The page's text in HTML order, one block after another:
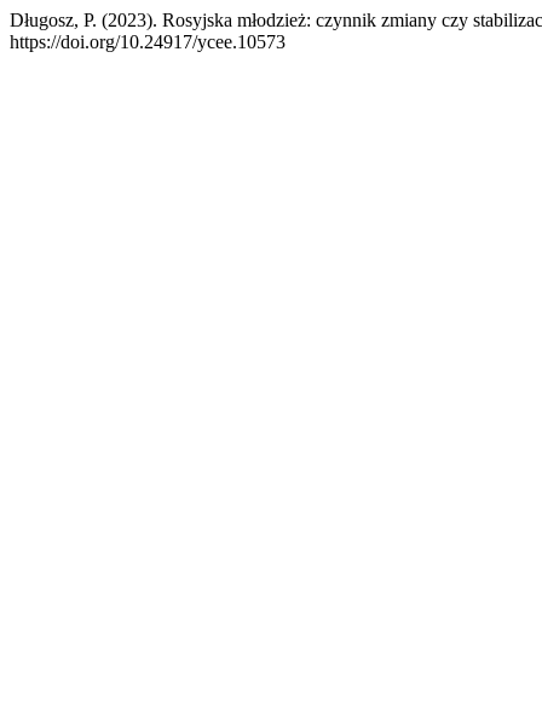
Długosz, P. (2023). Rosyjska młodzież: czynnik zmiany czy
https://doi.org/10.24917/ycee.10573